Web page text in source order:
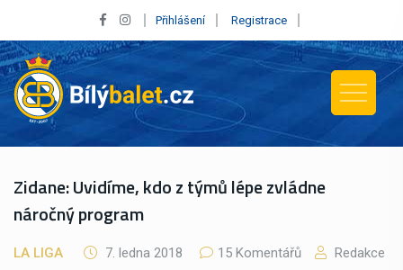
Přihlášení Registrace
Zidane: Uvidíme, kdo z týmů lépe zvládne
náročný program
LA LIGA 7. ledna 2018 15 Komentářů Redakce